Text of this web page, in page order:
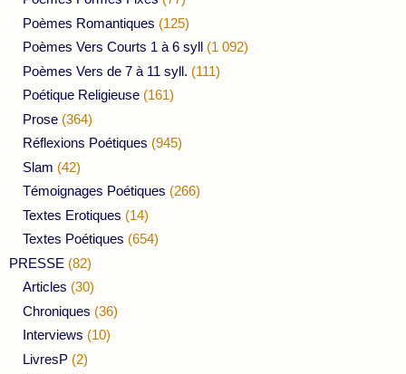
Poèmes Romantiques (125)
Poèmes Vers Courts 1 à 6 syll (1 092)
Poèmes Vers de 7 à 11 syll. (111)
Poétique Religieuse (161)
Prose (364)
Réflexions Poétiques (945)
Slam (42)
Témoignages Poétiques (266)
Textes Erotiques (14)
Textes Poétiques (654)
PRESSE (82)
Articles (30)
Chroniques (36)
Interviews (10)
LivresP (2)